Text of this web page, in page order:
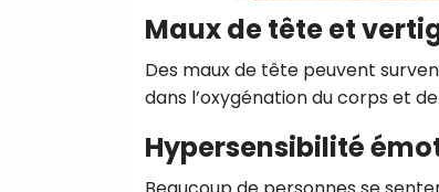
Maux de tête et
Des maux de tête peuvent
dans l’oxygénation du corps et
Hypersensibilité